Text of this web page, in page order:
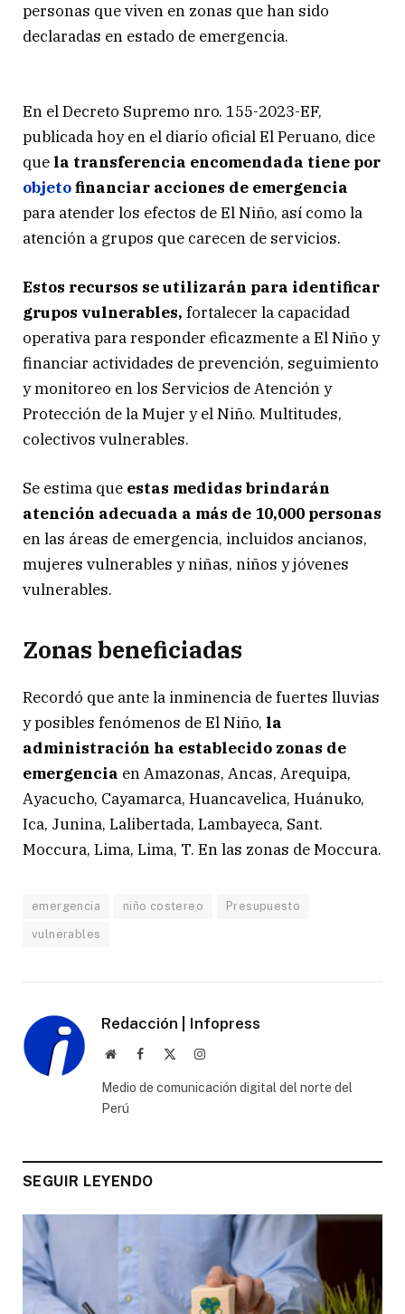
personas que viven en zonas que han sido
declaradas en estado de emergencia.
En el Decreto Supremo nro. 155-2023-EF,
publicada hoy en el diario oficial El Peruano, dice
que la transferencia encomendada tiene por
objetofinanciar acciones de emergencia
para atender los efectos de El Niño, así como la
atención a grupos que carecen de servicios.
Estos recursos se utilizarán para identificar
grupos vulnerables, fortalecer la capacidad
operativa para responder eficazmente a El Niño y
financiar actividades de prevención, seguimiento
y monitoreo en los Servicios de Atención y
Protección de la Mujer y el Niño. Multitudes,
colectivos vulnerables.
Se estima que estas medidas brindarán
atención adecuada a más de 10,000 personas
en las áreas de emergencia, incluidos ancianos,
mujeres vulnerables y niñas, niños y jóvenes
vulnerables.
Zonas beneficiadas
Recordó que ante la inminencia de fuertes lluvias
y posibles fenómenos de El Niño, la
administración ha establecido zonas de
emergencia en Amazonas, Ancas, Arequipa,
Ayacucho, Cayamarca, Huancavelica, Huánuko,
Ica, Junina, Lalibertada, Lambayeca, Sant.
Moccura, Lima, Lima, T. En las zonas de Moccura.
emergencia niño costereo Presupuesto
vulnerables
Redacción | Infopress
WebsiteFacebook Instagram
Medio de comunicación digital del norte del
Perú
SEGUIR LEYENDO